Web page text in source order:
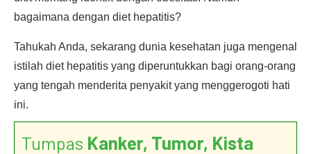
bagaimana dengan diet hepatitis?
Tahukah Anda, sekarang dunia kesehatan juga mengenal
istilah diet hepatitis yang diperuntukkan bagi orang-orang
yang tengah menderita penyakit yang menggerogoti hati
ini.
Tumpas Kanker, Tumor, Kista